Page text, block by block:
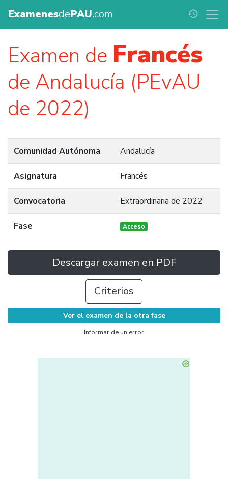
ExamenesdePAU.com history
Examen de Francés
de Andalucía (PEvAU
de 2022)
Comunidad Autónoma Andalucía
Asignatura Francés
Convocatoria Extraordinaria de 2022
Fase Acceso
Descargar examen en PDF
Criterios
Ver el examen de la otra fase
Informar de un error